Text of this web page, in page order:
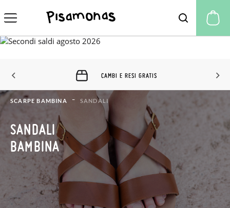
CAMBI E RESI 60 GIORNI
SCARPE BAMBINA SANDALI
SANDALI
BAMBINA